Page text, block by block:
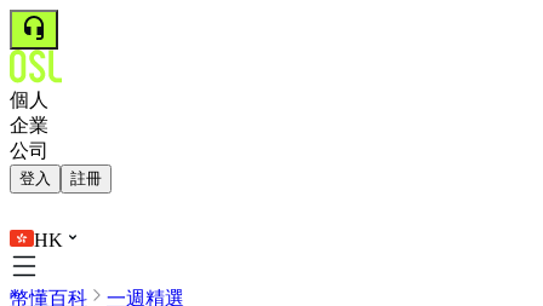
個人
企業
公司
登入 註冊
HK
幣懂百科 一週精選